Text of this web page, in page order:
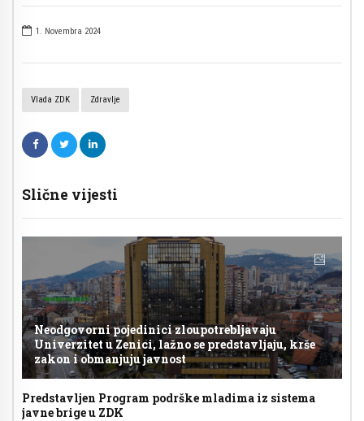
1. Novembra 2024
Vlada ZDK Zdravlje
Slične vijesti
Neodgovorni pojedinici zloupotrebljavaju
Univerzitet u Zenici, lažno se predstavljaju, krše
zakon i obmanjuju javnost
Predstavljen Program podrške mladima iz sistema
javne brige u ZDK